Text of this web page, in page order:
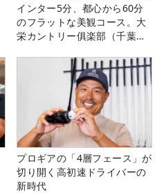
インター5分、都心から60分
のフラットな美観コース。大
栄カントリー俱楽部（千葉
プロギアの「4層フェース」が
切り開く高初速ドライバーの
新時代